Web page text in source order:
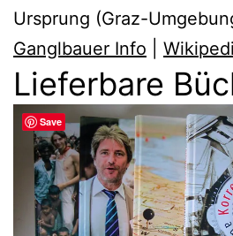
Ursprung (Graz-
Ganglbauer Info
Lieferbare
Save